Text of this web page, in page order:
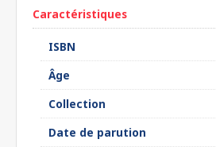
Caractéristiques
ISBN
Âge
Collection
Date de parution